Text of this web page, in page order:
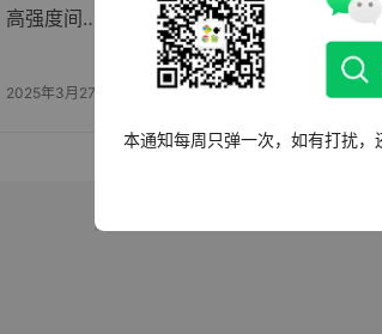
高强度间…
2025年3月27日
本通知每周只弹一次，如有打扰，